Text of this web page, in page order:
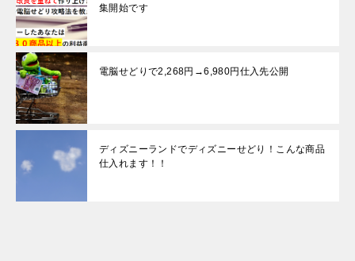
集開始です
電脳せどりで2,268円→6,980円仕入先公開
ディズニーランドでディズニーせどり！こんな商品
仕入れます！！